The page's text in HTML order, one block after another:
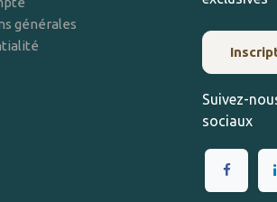
générales
Suivez-
sociaux